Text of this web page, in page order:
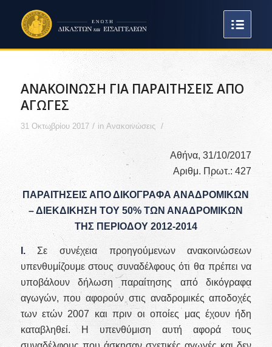
ΑΝΑΚΟΙΝΩΣΗ ΓΙΑ ΠΑΡΑΙΤΗΣΕΙΣ ΑΠΟ
ΑΓΩΓΕΣ
31 Οκτωβρίου 2017 / in Ανακοινώσεις /
Αθήνα, 31/10/2017
Αριθμ. Πρωτ.: 427
ΠΑΡΑΙΤΗΣΕΙΣ ΑΠΟ ΔΙΚΟΓΡΑΦΑ ΑΝΑΔΡΟΜΙΚΩΝ
– ΔΙΕΚΔΙΚΗΣΗ ΤΟΥ 50% ΤΩΝ ΑΝΑΔΡΟΜΙΚΩΝ
ΤΗΣ ΠΕΡΙΟΔΟΥ 2012-2014
Ι.Σε συνέχεια προηγούμενων ανακοινώσεων
υπενθυμίζουμε στους συναδέλφους ότι θα πρέπει να
υποβάλουν δήλωση παραίτησης από δικόγραφα
αγωγών, που αφορούν στις αναδρομικές αποδοχές
των ετών 2007 και πριν οι οποίες μας έχουν ήδη
καταβληθεί. Η υπενθύμιση αυτή αφορά τους